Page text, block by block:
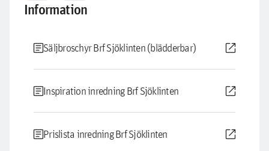
Information
articleSäljbroschyr Brf Sjöklinten (blädderbar) open_in_new
articleInspiration inredning Brf Sjöklinten open_in_new
articlePrislista inredning Brf Sjöklinten open_in_new